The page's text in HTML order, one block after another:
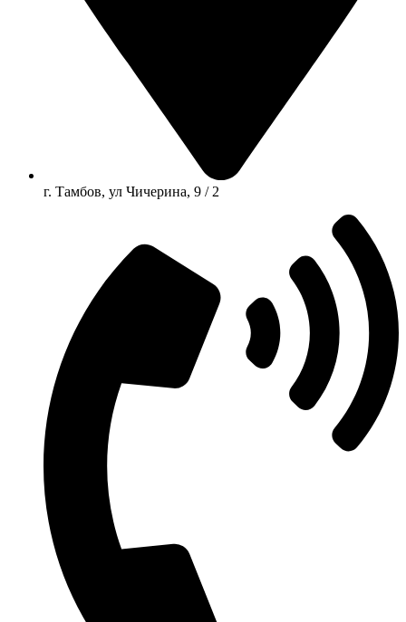
г. Тамбов, ул Чичерина, 9 / 2